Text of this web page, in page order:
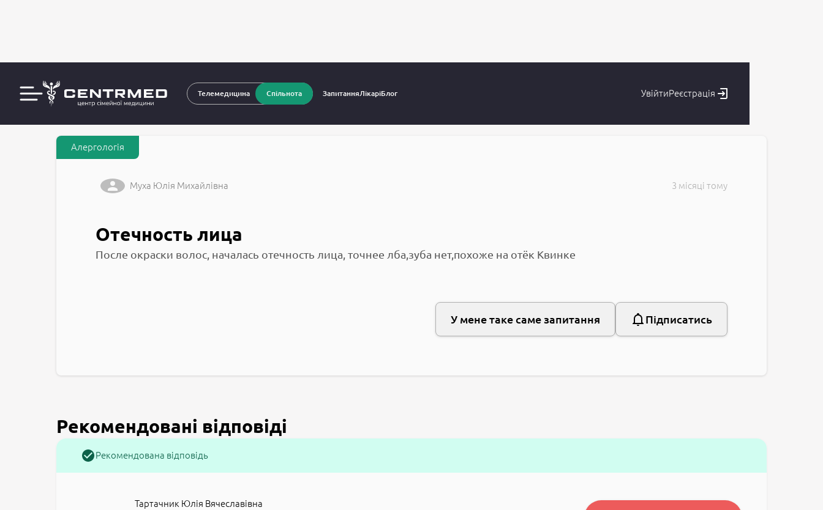
Телемедицина Спільнота ЗапитанняЛікаріБлог УвійтиРеєстрація
CENTRMED: Задай питання лікарю онлайн Запитання до лікарів
Алергологія
Муха Юлія Михайлівна 3 місяці тому
Отечность лица
После окраски волос, началась отечность лица, точнее лба,зуба нет,похоже на отёк Квинке
У мене таке саме запитання Підписатись
Рекомендовані відповіді
Рекомендована відповідь
Тартачник Юлія Вячеславівна